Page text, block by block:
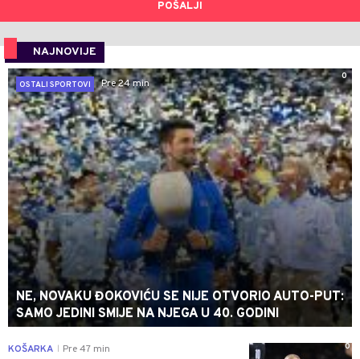
POŠALJI
NAJNOVIJE
0
OSTALI SPORTOVI
Pre 24 min
NE, NOVAKU ĐOKOVIĆU SE NIJE OTVORIO AUTO-PUT:
SAMO JEDINI SMIJE NA NJEGA U 40. GODINI
0
KOŠARKA Pre 47 min